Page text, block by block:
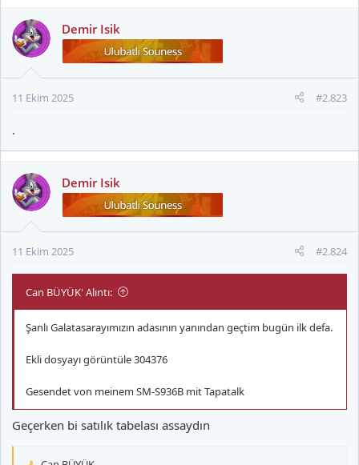
k
i
l
Demir Isik
11 Ekim 2025 #2.823
.
Demir Isik
11 Ekim 2025 #2.824
Can BÜYÜK' Alıntı:
Şanlı Galatasarayımızın adasının yanından geçtim bugün ilk defa.
Ekli dosyayı görüntüle 304376
Gesendet von meinem SM-S936B mit Tapatalk
Geçerken bi satılık tabelası assaydın